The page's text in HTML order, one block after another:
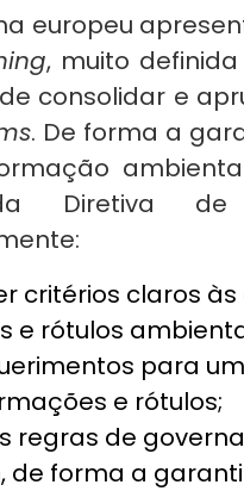
europeu
, muito
consolidar e
. De forma a
Diretiva de
critérios claros
e rótulos
para
e rótulos;
regras de
de forma a